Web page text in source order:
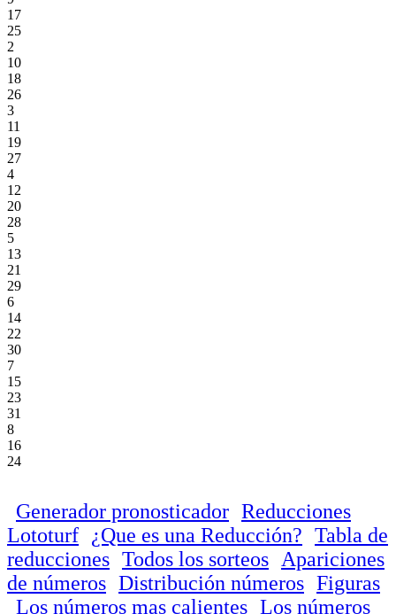
17
25
2
10
18
26
3
11
19
27
4
12
20
28
5
13
21
29
6
14
22
30
7
15
23
31
8
16
24
Generador pronosticador Reducciones
Lototurf
¿Que es una Reducción? Tabla de
reducciones Todos los sorteos
Apariciones
de números Distribución números Figuras
Los números mas calientes Los números